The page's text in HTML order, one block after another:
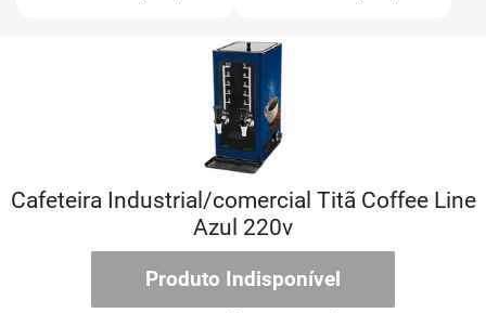
Cafeteira Industrial/comercial Titã Coffee Line
Azul 220v
Produto Indisponível